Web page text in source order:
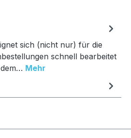
sich (nicht nur) für die
schnell bearbeitet
Mehr